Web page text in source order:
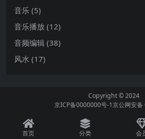
音乐 (5)
音乐播放 (12)
音频编辑 (38)
风水 (17)
Copyright © 2024
京ICP备0000000号-1京公网安
首页 分类 会